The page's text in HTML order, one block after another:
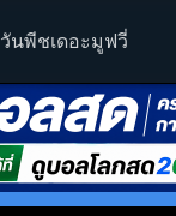
วันพีชเดอะมูฟวี่